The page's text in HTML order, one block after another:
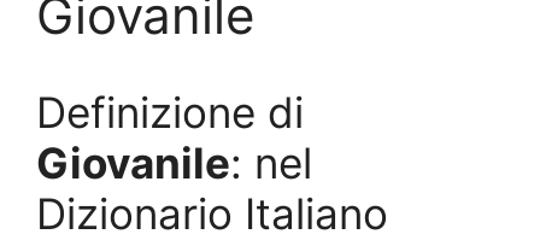
Giovanile
Definizione di
Giovanile: nel
Dizionario Italiano